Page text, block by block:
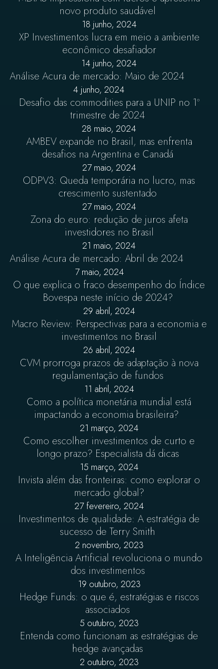
novo produto saudável
18 junho, 2024
XP Investimentos lucra em meio a ambiente
econômico desafiador
14 junho, 2024
Análise Acura de mercado: Maio de 2024
4 junho, 2024
Desafio das commodities para a UNIP no 1º
trimestre de 2024
28 maio, 2024
AMBEV expande no Brasil, mas enfrenta
desafios na Argentina e Canadá
27 maio, 2024
ODPV3: Queda temporária no lucro, mas
crescimento sustentado
27 maio, 2024
Zona do euro: redução de juros afeta
investidores no Brasil
21 maio, 2024
Análise Acura de mercado: Abril de 2024
7 maio, 2024
O que explica o fraco desempenho do Índice
Bovespa neste início de 2024?
29 abril, 2024
Macro Review: Perspectivas para a economia e
investimentos no Brasil
26 abril, 2024
CVM prorroga prazos de adaptação à nova
regulamentação de fundos
11 abril, 2024
Como a política monetária mundial está
impactando a economia brasileira?
21 março, 2024
Como escolher investimentos de curto e
longo prazo? Especialista dá dicas
15 março, 2024
Invista além das fronteiras: como explorar o
mercado global?
27 fevereiro, 2024
Investimentos de qualidade: A estratégia de
sucesso de Terry Smith
2 novembro, 2023
A Inteligência Artificial revoluciona o mundo
dos investimentos
19 outubro, 2023
Hedge Funds: o que é, estratégias e riscos
associados
5 outubro, 2023
Entenda como funcionam as estratégias de
hedge avançadas
2 outubro, 2023